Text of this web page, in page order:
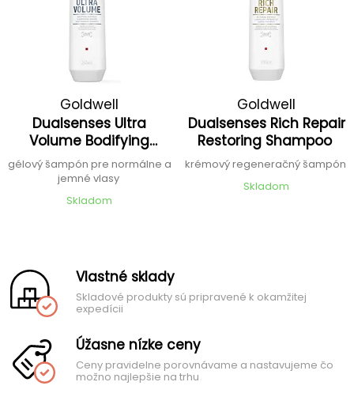
Goldwell
Dualsenses Ultra
Volume Bodifying
Shampoo
gélový šampón pre normálne a
jemné vlasy
Skladom
Goldwell
Dualsenses Rich Repair
Restoring Shampoo
krémový regeneračný šampón
Skladom
Vlastné sklady
Skladové produkty sú pripravené k okamžitej
expedícii
Úžasne nízke ceny
Ceny pravidelne porovnávame a nastavujeme čo
možno najlepšie na trhu